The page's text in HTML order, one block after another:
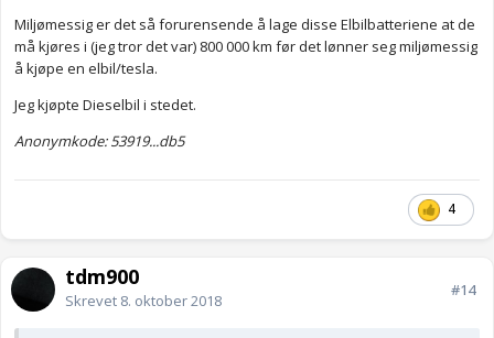
Miljømessig er det så forurensende å lage disse Elbilbatteriene at de
må kjøres i (jeg tror det var) 800 000 km før det lønner seg miljømessig
å kjøpe en elbil/tesla.
Jeg kjøpte Dieselbil i stedet.
Anonymkode: 53919...db5
4
tdm900
Skrevet 8. oktober 2018
#14